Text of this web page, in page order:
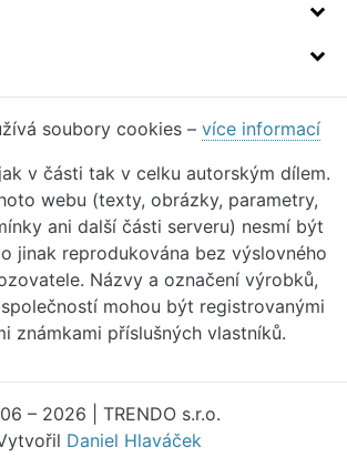
soubory cookies – více informací
v části tak v celku autorským dílem.
webu (texty, obrázky, parametry,
ani další části serveru) nesmí být
jinak reprodukována bez výslovného
Názvy a označení výrobků,
mohou být registrovanými
známkami příslušných vlastníků.
– 2026 | TRENDO s.r.o.
Daniel Hlaváček